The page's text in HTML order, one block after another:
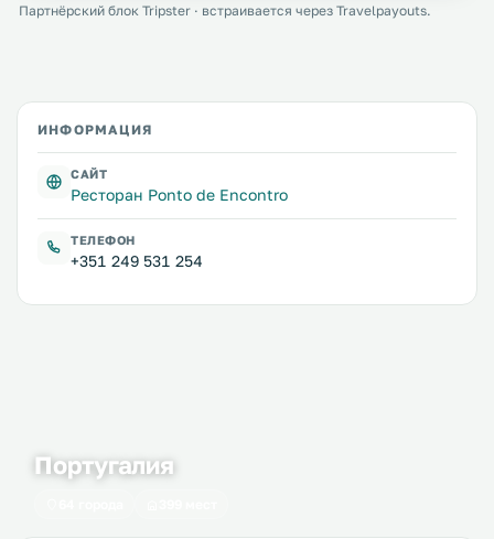
Партнёрский блок Tripster · встраивается через Travelpayouts.
ИНФОРМАЦИЯ
САЙТ
Ресторан Ponto de Encontro
ТЕЛЕФОН
+351 249 531 254
Португалия